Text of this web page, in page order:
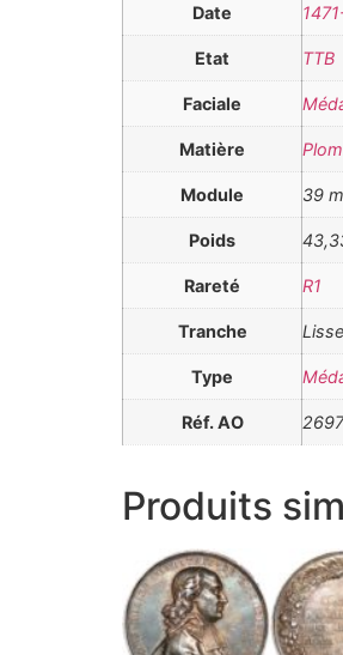
Date
Etat TTB
Faciale
Matière
Module 39
Poids
Rareté R1
Tranche Lisse
Type
Réf. AO 2697
Produits